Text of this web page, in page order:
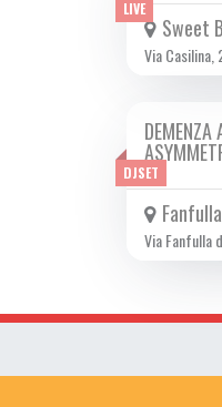
LIVE
Sweet
Via Casilina,
DJSET
SAB 14/
Via Fanfulla